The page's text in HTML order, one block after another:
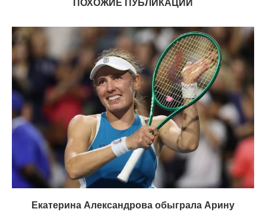
Екатерина Александрова обыграла Арину